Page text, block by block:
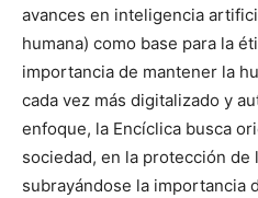
avances en inteligencia
humana) como base para la
importancia de mantener la
cada vez más digitalizado y
enfoque, la Encíclica busca
sociedad, en la protección de
subrayándose la importancia